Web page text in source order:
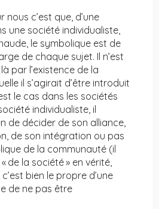
nous c’est que, d’une
une société individualiste,
le symbolique est de
de chaque sujet. Il n’est
par l’existence de la
il s’agirait d’être introduit
le cas dans les sociétés
individualiste, il
de décider de son alliance,
de son intégration ou pas
de la communauté (il
de la société » en vérité,
bien le propre d’une
de ne pas être